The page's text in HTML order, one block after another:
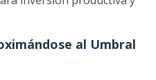
al Umbral